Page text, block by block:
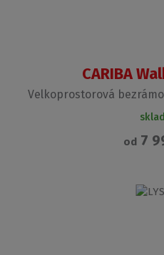
CARIBA
Velkoprostorová
od 7